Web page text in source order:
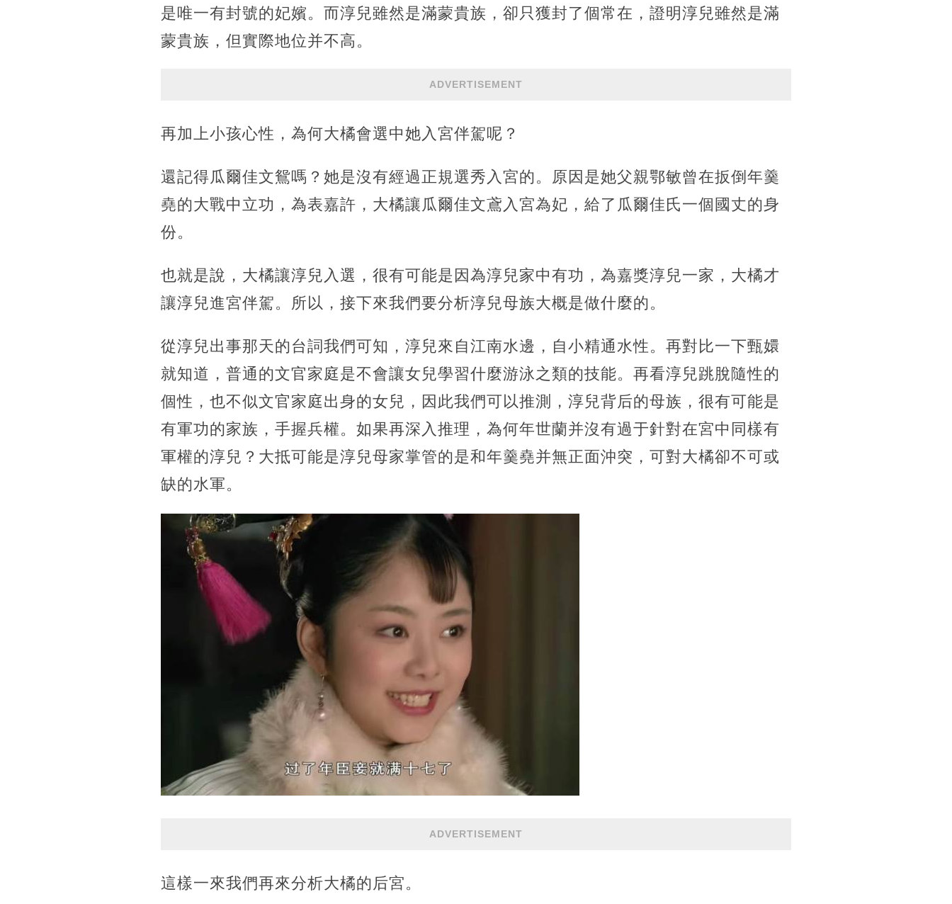
是唯一有封號的妃嬪。而淳兒雖然是滿蒙貴族，卻只獲封了個常在，證明淳兒雖然是滿
蒙貴族，但實際地位并不高。
ADVERTISEMENT
再加上小孩心性，為何大橘會選中她入宮伴駕呢？
還記得瓜爾佳文鴛嗎？她是沒有經過正規選秀入宮的。原因是她父親鄂敏曾在扳倒年羹
堯的大戰中立功，為表嘉許，大橘讓瓜爾佳文鳶入宮為妃，給了瓜爾佳氏一個國丈的身
份。
也就是說，大橘讓淳兒入選，很有可能是因為淳兒家中有功，為嘉獎淳兒一家，大橘才
讓淳兒進宮伴駕。所以，接下來我們要分析淳兒母族大概是做什麼的。
從淳兒出事那天的台詞我們可知，淳兒來自江南水邊，自小精通水性。再對比一下甄嬛
就知道，普通的文官家庭是不會讓女兒學習什麼游泳之類的技能。再看淳兒跳脫隨性的
個性，也不似文官家庭出身的女兒，因此我們可以推測，淳兒背后的母族，很有可能是
有軍功的家族，手握兵權。如果再深入推理，為何年世蘭并沒有過于針對在宮中同樣有
軍權的淳兒？大抵可能是淳兒母家掌管的是和年羹堯并無正面沖突，可對大橘卻不可或
缺的水軍。
ADVERTISEMENT
這樣一來我們再來分析大橘的后宮。